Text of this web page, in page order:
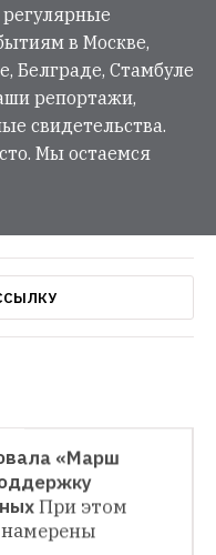
регулярные
в Москве,
Белграде, Стамбуле
репортажи,
свидетельства.
Мы остаемся
закроется
«Марш
При этом
намерены